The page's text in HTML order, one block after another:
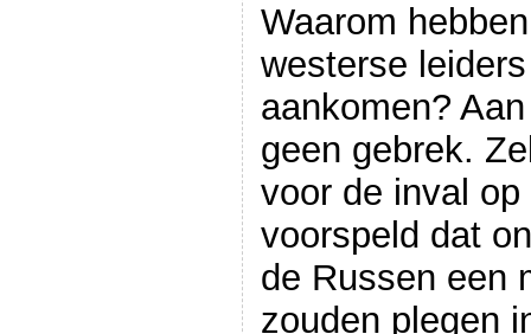
Waarom
westerse
aankomen?
geen gebrek.
voor de inval
voorspeld dat
de Russen een
zouden plegen